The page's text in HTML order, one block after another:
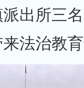
出所三
法治教